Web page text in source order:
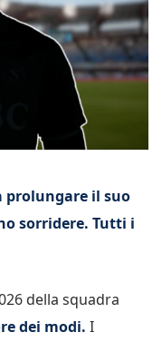
prolungare il suo
sorridere. Tutti i
della squadra
dei modi. I